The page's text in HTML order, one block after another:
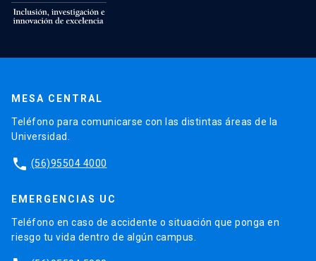
MESA CENTRAL
Teléfono para comunicarse con las distintas áreas de la
Universidad.
phone (56)95504 4000
EMERGENCIAS UC
Teléfono en caso de accidente o situación que ponga en
riesgo tu vida dentro de algún campus.